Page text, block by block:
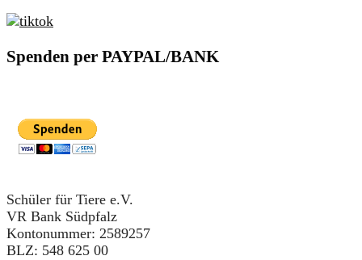
Spenden per PAYPAL/BANK
Schüler für Tiere e.V.
VR Bank Südpfalz
Kontonummer: 2589257
BLZ: 548 625 00